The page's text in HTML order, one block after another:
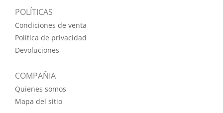
POLÍTICAS
Condiciones de venta
Política de privacidad
Devoluciones
COMPAÑIA
Quienes somos
Mapa del sitio